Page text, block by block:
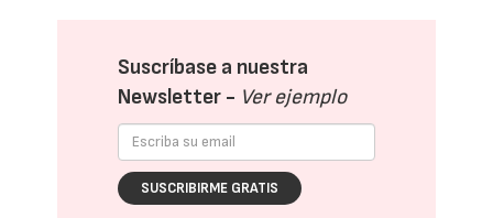
Suscríbase a nuestra
Newsletter - Ver ejemplo
SUSCRIBIRME GRATIS